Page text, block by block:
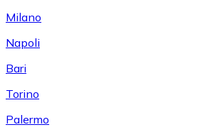
Milano
Napoli
Bari
Torino
Palermo